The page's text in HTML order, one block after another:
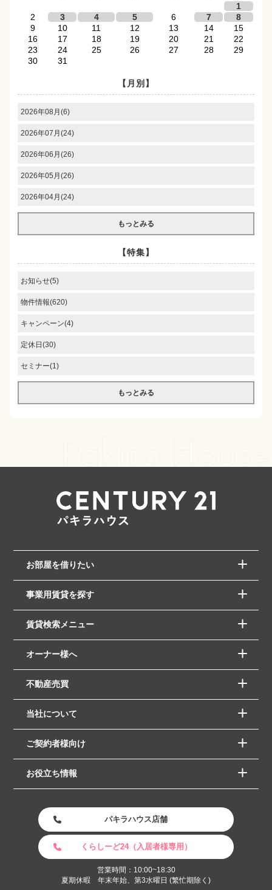
1
2
3 4 5 6 7
8
9
10 11 12 13 14
15
16
17 18 19 20 21
22
23
24 25 26 27 28
29
30
31
【月別】
2026年08月(6)
2026年07月(24)
2026年06月(26)
2026年05月(26)
2026年04月(24)
もっとみる
【特集】
お知らせ(5)
物件情報(620)
キャンペーン(4)
定休日(30)
セミナー(1)
もっとみる
お部屋を借りたい
事業用賃貸を探す
賃貸検索メニュー
オーナー様へ
不動産売買
当社について
ご契約者様向け
お役立ち情報
パキラハウス店舗
くらしーど24（入居者様専用）
営業時間：10:00~18:30
夏期休暇 年末年始、第3水曜日 (繁忙期除く)